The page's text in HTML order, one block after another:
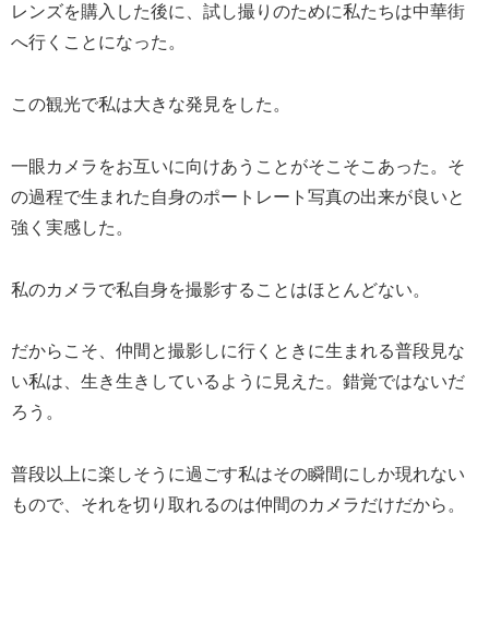
レンズを購入した後に、試し撮りのために私たちは中華街
へ行くことになった。
この観光で私は大きな発見をした。
一眼カメラをお互いに向けあうことがそこそこあった。そ
の過程で生まれた自身のポートレート写真の出来が良いと
強く実感した。
私のカメラで私自身を撮影することはほとんどない。
だからこそ、仲間と撮影しに行くときに生まれる普段見な
い私は、生き生きしているように見えた。錯覚ではないだ
ろう。
普段以上に楽しそうに過ごす私はその瞬間にしか現れない
もので、それを切り取れるのは仲間のカメラだけだから。